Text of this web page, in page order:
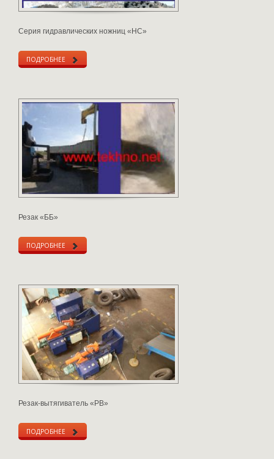
Серия гидравлических ножниц «НС»
ПОДРОБНЕЕ
Резак «ББ»
ПОДРОБНЕЕ
Резак-вытягиватель «РВ»
ПОДРОБНЕЕ